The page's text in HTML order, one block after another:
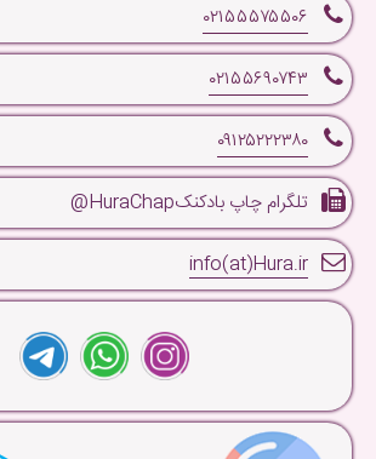
۰۲۱۵۵۵۷۵۵۰۶
۰۲۱۵۵۶۹۰۷۴۳
۰۹۱۲۵۲۲۲۳۸۰
تلگرام چاپ بادکنکHuraChap@
info(at)Hura.ir